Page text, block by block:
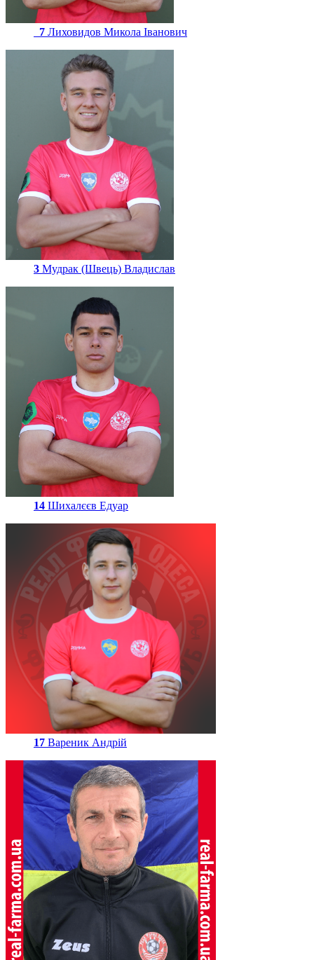
7 Лиховидов Микола Іванович
3 Мудрак (Швець) Владислав
14 Шихалєєв Едуар
17 Вареник Андрій